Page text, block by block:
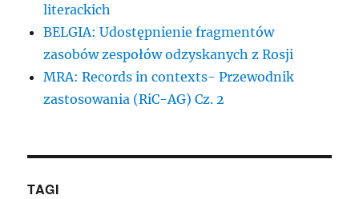
literackich
BELGIA: Udostępnienie fragmentów
zasobów zespołów odzyskanych z Rosji
MRA: Records in contexts- Przewodnik
zastosowania (RiC-AG) Cz. 2
TAGI